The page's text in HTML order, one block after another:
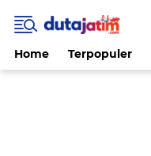
Home Terpopuler